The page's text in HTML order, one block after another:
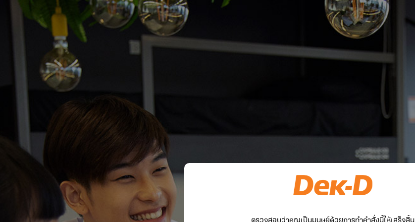
ตรวจสอบว่าคุณเป็นมนุษย์ด้วยการทำคำสั่งนี้ให้เสร็จสิ้น